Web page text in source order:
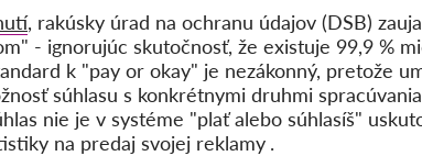
, rakúsky úrad na ochranu údajov (DSB)
- ignorujúc skutočnosť, že existuje 99,9 %
k "pay or okay" je nezákonný, pretože
súhlasu s konkrétnymi druhmi
nie je v systéme "plať alebo súhlasíš"
na predaj svojej reklamy .